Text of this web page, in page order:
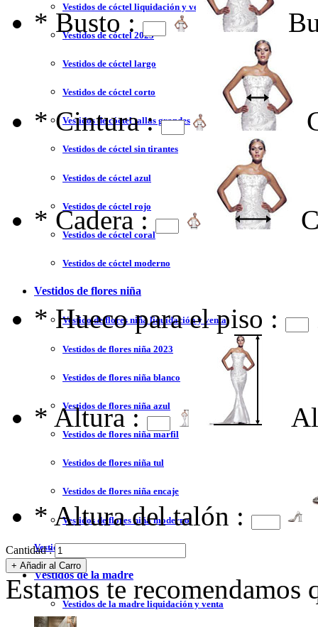
Vestidos de cóctel liquidación y venta
Vestidos de cóctel 2023
Vestidos de cóctel largo
Vestidos de cóctel corto
Vestidos de cóctel tallas grandes
Vestidos de cóctel sin tirantes
Vestidos de cóctel azul
Vestidos de cóctel rojo
Vestidos de cóctel coral
Vestidos de cóctel moderno
Vestidos de flores niña
Vestido de flores niña liquidación y venta
Vestidos de flores niña 2023
Vestidos de flores niña blanco
Vestidos de flores niña azul
Vestidos de flores niña marfil
Vestidos de flores niña tul
Vestidos de flores niña encaje
Vestidos de flores niña moderno
Vestidos de bautizo
Vestidos de la madre
Vestidos de la madre liquidación y venta
* Busto :
* Cintura :
* Cadera :
* Hueco para el piso :
* Altura :
* Altura del talón :
Cantidad :
Estamos te recomendamos